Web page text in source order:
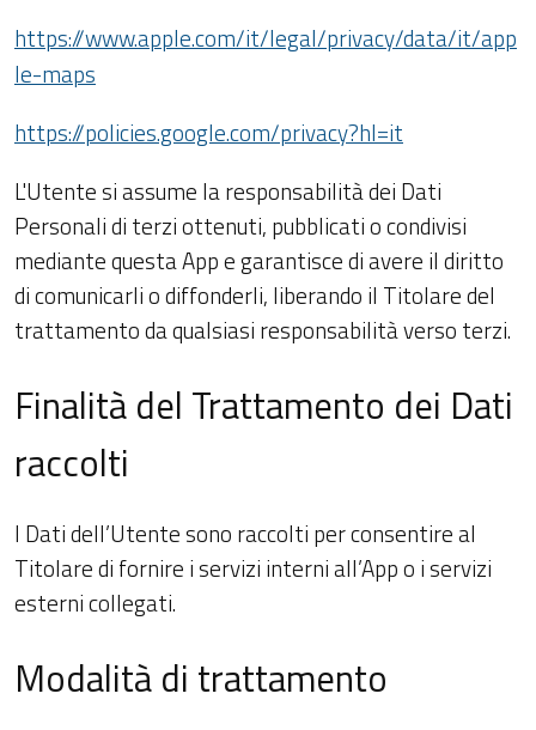
https://www.apple.com/it/legal/privacy/data/it/app
le-maps
https://policies.google.com/privacy?hl=it
L'Utente si assume la responsabilità dei Dati
Personali di terzi ottenuti, pubblicati o condivisi
mediante questa App e garantisce di avere il diritto
di comunicarli o diffonderli, liberando il Titolare del
trattamento da qualsiasi responsabilità verso terzi.
Finalità del Trattamento dei Dati
raccolti
I Dati dell’Utente sono raccolti per consentire al
Titolare di fornire i servizi interni all’App o i servizi
esterni collegati.
Modalità di trattamento